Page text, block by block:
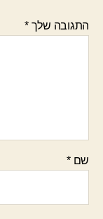
התגובה שלך*
שם*